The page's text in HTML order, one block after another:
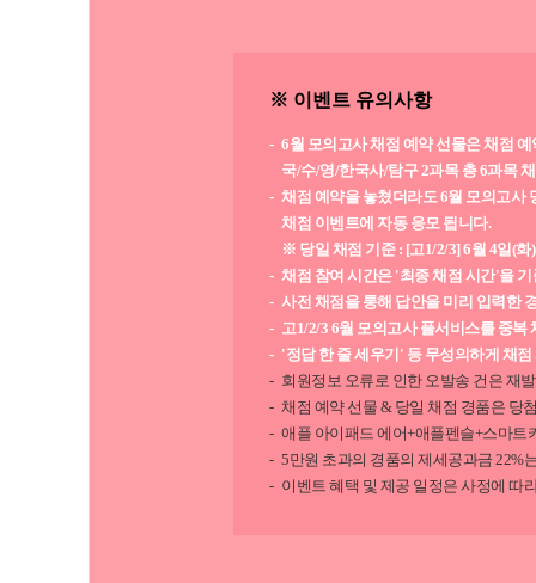
※ 이벤트 유의사항
6월 모의고사 채점 예약 선물은 채점
국/수/영/한국사/탐구 2과목 총 6과목
채점 예약을 놓쳤더라도 6월 모의고사
채점 이벤트에 자동 응모 됩니다.
※ 당일 채점 기준 : [고1/2/3] 6월 4일(화
채점 참여 시간은 '최종 채점 시간'을
사전 채점을 통해 답안을 미리 입력한
고1/2/3 6월 모의고사 풀서비스를 중
'정답 한 줄 세우기' 등 무성의하게 채
회원정보 오류로 인한 오발송 건은 재
채점 예약 선물 & 당일 채점 경품은 당
애플 아이패드 에어+애플펜슬+스마트
5만원 초과의 경품의 제세공과금 22%
이벤트 혜택 및 제공 일정은 사정에 따